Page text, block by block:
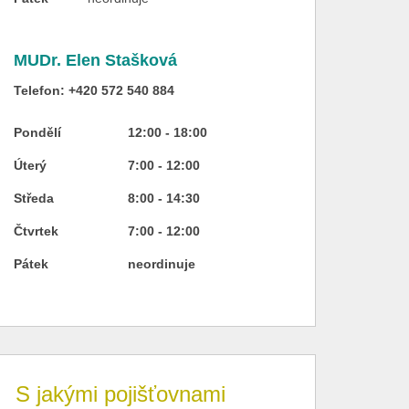
MUDr. Elen Stašková
Telefon: +420 572 540 884
Pondělí 12:00 - 18:00
Úterý 7:00 - 12:00
Středa 8:00 - 14:30
Čtvrtek 7:00 - 12:00
Pátek neordinuje
S jakými pojišťovnami